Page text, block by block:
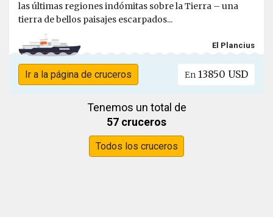
las últimas regiones indómitas sobre la Tierra – una
tierra de bellos paisajes escarpados...
El Plancius
Ir a la página de cruceros En 13850 USD
Tenemos un total de
57 cruceros
Todos los cruceros